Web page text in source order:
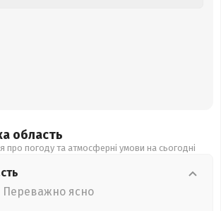
область
про погоду та атмосферні умови на сьогодні
Переважно ясно